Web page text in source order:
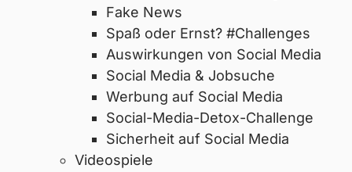
Fake News
Spaß oder Ernst? #Challenges
Auswirkungen von Social Media
Social Media & Jobsuche
Werbung auf Social Media
Social-Media-Detox-Challenge
Sicherheit auf Social Media
Videospiele